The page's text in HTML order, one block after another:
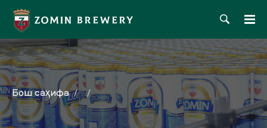
Бош саҳифа